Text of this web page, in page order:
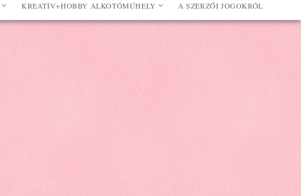
KREATÍV+HOBBY ALKOTÓMŰHELY A SZERZŐI JOGOKRÓL